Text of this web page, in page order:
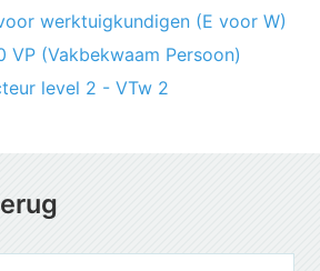
werktuigkundigen (E voor W)
VP (Vakbekwaam Persoon)
level 2 - VTw 2